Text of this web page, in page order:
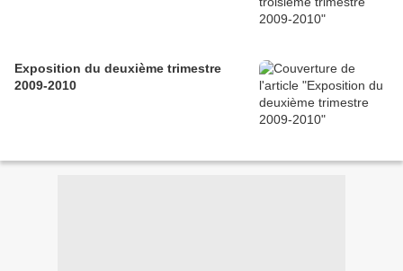
Exposition du deuxième trimestre
2009-2010